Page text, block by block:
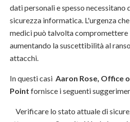
dati personali e spesso necessitano
sicurezza informatica. L'urgenza
medici può talvolta compromettere
aumentando la suscettibilità al
attacchi.
In questi casi Aaron Rose, Office
Point fornisce i seguenti
Verificare lo stato attuale di